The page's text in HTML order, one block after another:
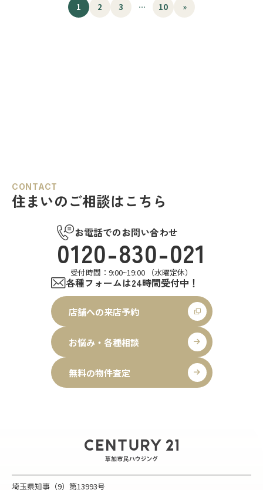
んでいるため定期的に様子を見に行
けない」 「売却するか活用するか
1 2 3 … 10 »
CONTACT
住まいのご相談はこちら
お電話でのお問い合わせ
0120-830-021
受付時間：9:00~19:00 （水曜定休）
各種フォームは24時間受付中！
店舗への来店予約
お悩み・各種相談
無料の物件査定
埼玉県知事（9）第13993号